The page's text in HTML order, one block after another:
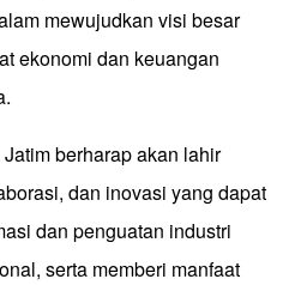
mewujudkan visi besar
ekonomi dan keuangan
berharap akan lahir
dan inovasi yang dapat
dan penguatan industri
serta memberi manfaat